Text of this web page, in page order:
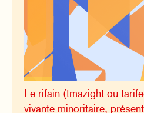
Le rifain (tmazight ou
vivante minoritaire,